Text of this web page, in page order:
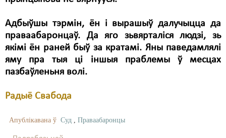
Адбыўшы тэрмін, ён і вырашыў далучыцца да
праваабаронцаў. Да яго зьвярталіся людзі, зь
якімі ён раней быў за кратамі. Яны паведамлялі
яму пра тыя ці іншыя праблемы ў месцах
пазбаўленьня волі.
Радыё Свабода
Апублікавана ў Суд , Праваабаронцы